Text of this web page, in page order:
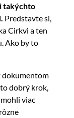
takýchto
Predstavte si,
Cirkvi a ten
Ako by to
dokumentom
dobrý krok,
viac